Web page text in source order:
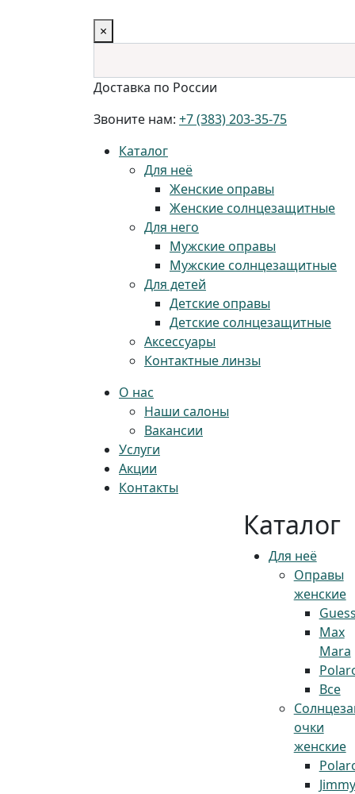
×
Доставка по России
Звоните нам: +7 (383) 203-35-75
Каталог
Для неё
Женские оправы
Женские солнцезащитные
Для него
Мужские оправы
Мужские солнцезащитные
Для детей
Детские оправы
Детские солнцезащитные
Аксессуары
Контактные линзы
О нас
Наши салоны
Вакансии
Услуги
Акции
Контакты
Каталог
Для неё
Оправы
женские
Guess
Max
Mara
Все
очки
женские
Jimmy